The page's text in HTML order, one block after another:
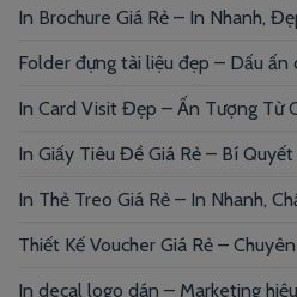
In Brochure Giá Rẻ – In Nhanh,
Folder đựng tài liệu đẹp – Dấu ấn
In Card Visit Đẹp – Ấn Tượng Từ
In Giấy Tiêu Đề Giá Rẻ – Bí
In Thẻ Treo Giá Rẻ – In Nhanh,
Thiết Kế Voucher Giá Rẻ –
In decal logo dán – Marketing